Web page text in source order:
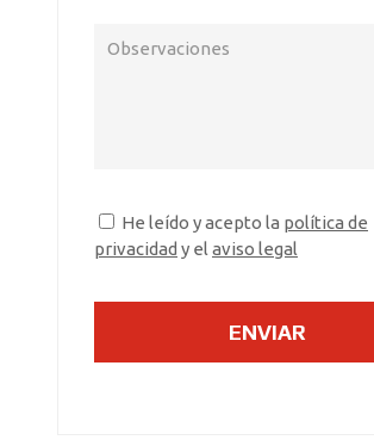
He leído y acepto la política de
privacidad y el aviso legal